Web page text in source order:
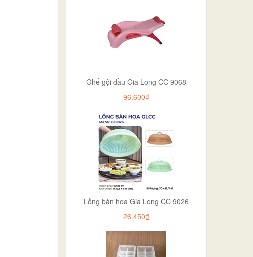
Ghế gội đầu Gia Long CC 9068
96.600₫
Lồng bàn hoa Gia Long CC 9026
26.450₫